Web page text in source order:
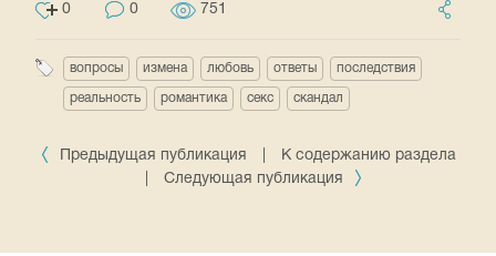
0 0 751
вопросы измена любовь ответы последствия
реальность романтика секс скандал
Предыдущая публикация
К содержанию раздела
Следующая публикация